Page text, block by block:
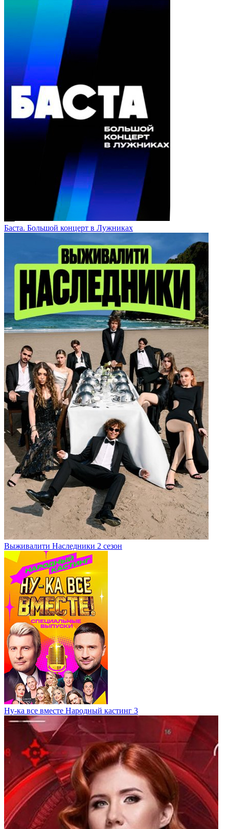
Баста. Большой концерт в Лужниках
Выживалити Наследники 2 сезон
Ну-ка все вместе Народный кастинг 3